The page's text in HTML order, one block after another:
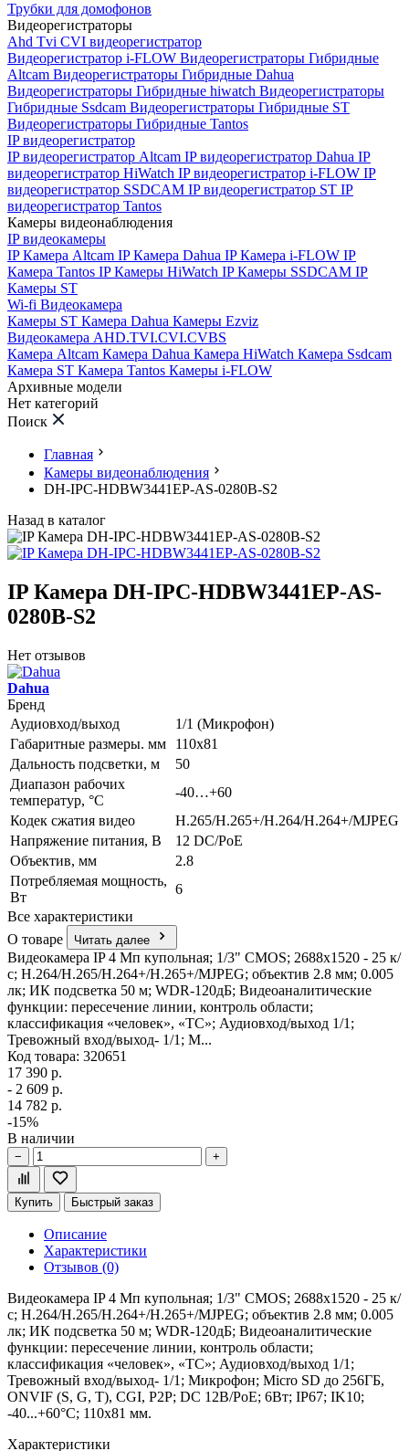
Трубки для домофонов
Видеорегистраторы
Ahd Tvi CVI видеорегистратор
Видеорегистратор i-FLOW Видеорегистраторы Гибридные
Altcam Видеорегистраторы Гибридные Dahua
Видеорегистраторы Гибридные hiwatch Видеорегистраторы
Гибридные Ssdcam Видеорегистраторы Гибридные ST
Видеорегистраторы Гибридные Tantos
IP видеорегистратор
IP видеорегистратор Altcam IP видеорегистратор Dahua IP
видеорегистратор HiWatch IP видеорегистратор i-FLOW IP
видеорегистратор SSDCAM IP видеорегистратор ST IP
видеорегистратор Tantos
Камеры видеонаблюдения
IP видеокамеры
IP Камера Altcam IP Камера Dahua IP Камера i-FLOW IP
Камера Tantos IP Камеры HiWatch IP Камеры SSDCAM IP
Камеры ST
Wi-fi Видеокамера
Камеры ST Камера Dahua Камеры Ezviz
Видеокамера AHD.TVI.CVI.CVBS
Камера Altcam Камера Dahua Камера HiWatch Камера Ssdcam
Камера ST Камера Tantos Камеры i-FLOW
Архивные модели
Нет категорий
Поиск
Главная
Камеры видеонаблюдения
DH-IPC-HDBW3441EP-AS-0280B-S2
Назад в каталог
IP Камера DH-IPC-HDBW3441EP-AS-
0280B-S2
Нет отзывов
Dahua
Бренд
Аудиовход/выход
1/1 (Микрофон)
Габаритные размеры. мм
110х81
Дальность подсветки, м
50
Диапазон рабочих
температур, °С
-40…+60
Кодек сжатия видео
H.265/H.265+/H.264/H.264+/MJPEG
Напряжение питания, В
12 DC/PoE
Объектив, мм
2.8
Потребляемая мощность,
Вт
6
Все характеристики
О товаре
Читать далее
Видеокамера IP 4 Мп купольная; 1/3" CMOS; 2688х1520 - 25 к/
с; H.264/H.265/H.264+/H.265+/MJPEG; объектив 2.8 мм; 0.005
лк; ИК подсветка 50 м; WDR-120дБ; Видеоаналитические
функции: пересечение линии, контроль области;
классификация «человек», «ТС»; Аудиовход/выход 1/1;
Тревожный вход/выход- 1/1; М...
Код товара: 320651
17 390 р.
- 2 609 р.
14 782 р.
-15%
В наличии
− +
Купить Быстрый заказ
Описание
Характеристики
Отзывов (0)
Видеокамера IP 4 Мп купольная; 1/3" CMOS; 2688х1520 - 25 к/
с; H.264/H.265/H.264+/H.265+/MJPEG; объектив 2.8 мм; 0.005
лк; ИК подсветка 50 м; WDR-120дБ; Видеоаналитические
функции: пересечение линии, контроль области;
классификация «человек», «ТС»; Аудиовход/выход 1/1;
Тревожный вход/выход- 1/1; Микрофон; Micro SD до 256ГБ,
ONVIF (S, G, Т), CGI, P2P; DC 12В/PoE; 6Вт; IP67; IK10;
-40...+60°C; 110х81 мм.
Характеристики